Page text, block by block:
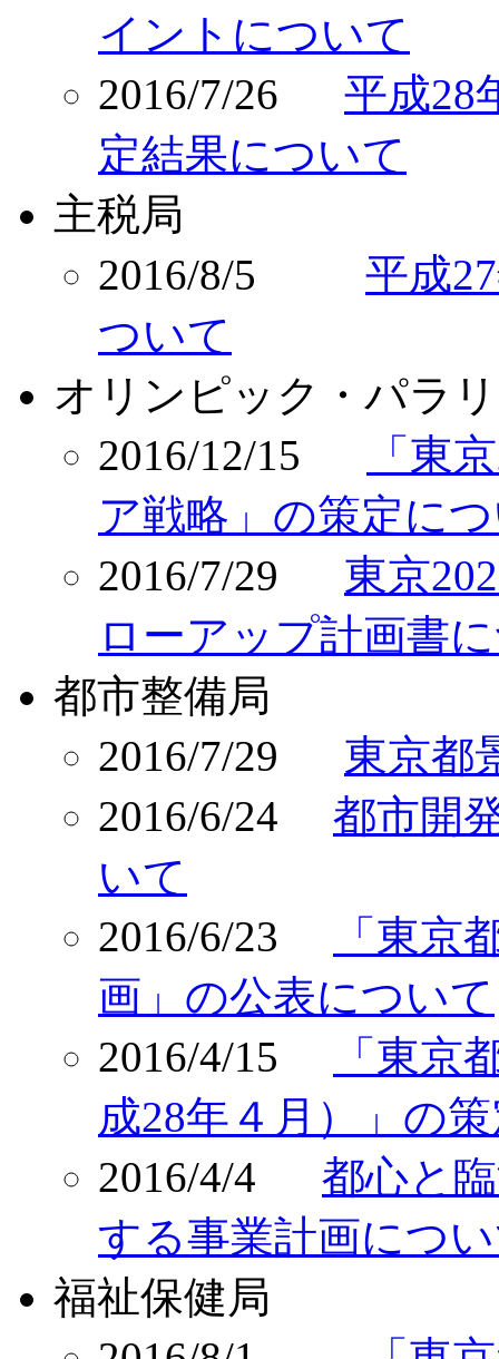
イントについて
2016/7/26 平成28
定結果について
主税局
2016/8/5 平成
ついて
オリンピック・パラ
2016/12/15
「東
ア戦略」の策定に
2016/7/29 東京
ローアップ計画書
都市整備局
2016/7/29 東京都
2016/6/24 都市開
いて
2016/6/23
「東京
画」の公表について
2016/4/15
「東京
成28年４月）」の
2016/4/4 都心と
する事業計画につ
福祉保健局